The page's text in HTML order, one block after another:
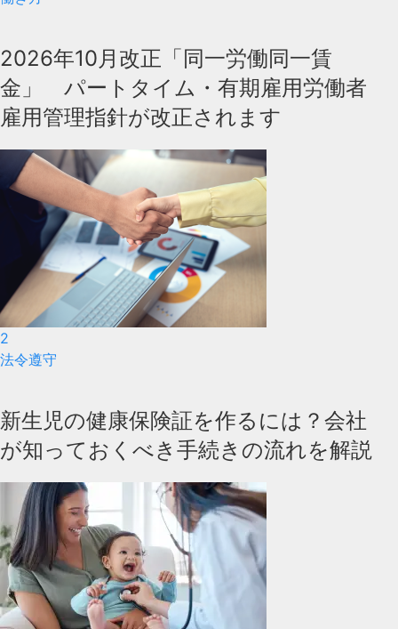
2026年10月改正「同一労働同一賃
金」 パートタイム・有期雇用労働者
雇用管理指針が改正されます
2
法令遵守
新生児の健康保険証を作るには？会社
が知っておくべき手続きの流れを解説